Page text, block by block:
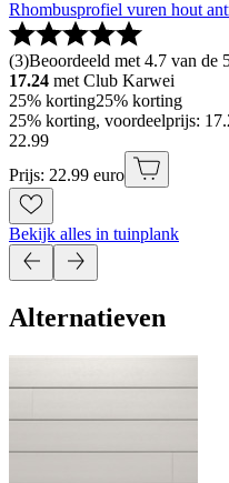
Rhombusprofiel vuren hout
(3)Beoordeeld met 4.7 van de
17.24 met Club Karwei
25% korting25% korting
25% korting, voordeelprijs:
22.99
Prijs: 22.99 euro
Bekijk alles in tuinplank
Alternatieven